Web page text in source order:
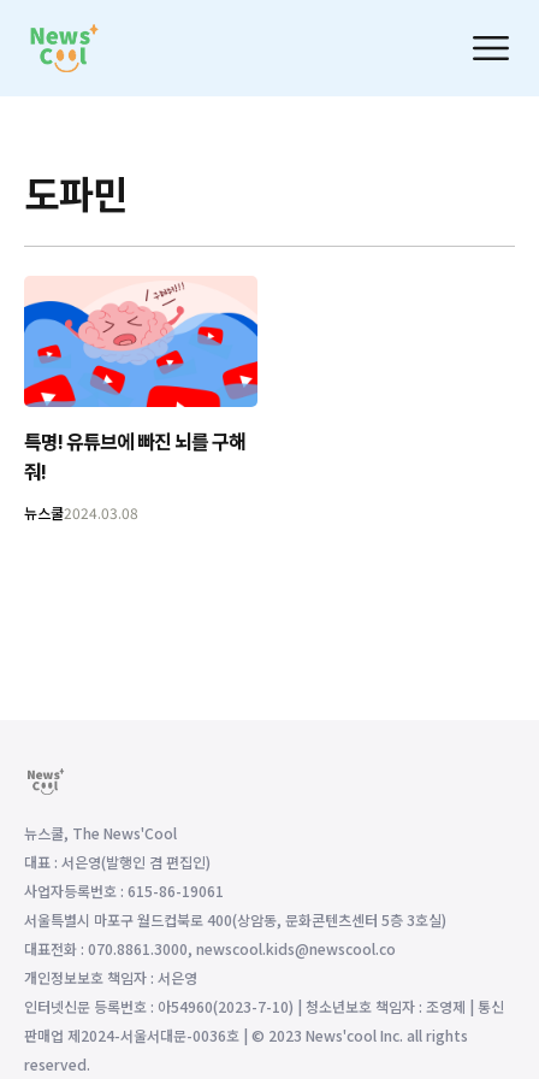
도파민
특명! 유튜브에 빠진 뇌를 구해
줘!
뉴스쿨2024.03.08
뉴스쿨, The News'Cool
대표 : 서은영(발행인 겸 편집인)
사업자등록번호 : 615-86-19061
서울특별시 마포구 월드컵북로 400(상암동, 문화콘텐츠센터 5층 3호실)
대표전화 : 070.8861.3000, newscool.kids@newscool.co
개인정보보호 책임자 : 서은영
인터넷신문 등록번호 : 아54960(2023-7-10) | 청소년보호 책임자 : 조영제 | 통신
판매업 제2024-서울서대문-0036호 | © 2023 News'cool Inc. all rights
reserved.